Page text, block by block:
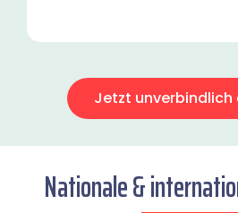
Jetzt unverbindlich
Nationale &